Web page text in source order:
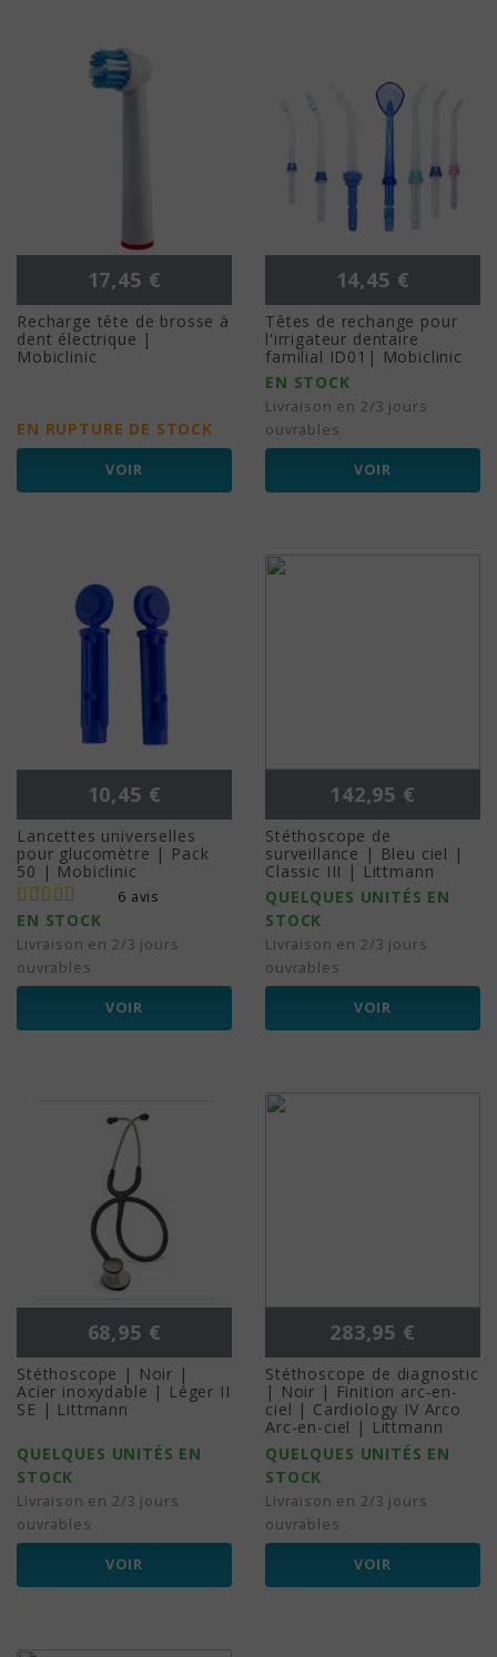
Prix
17,45 €
Recharge tête de brosse à
dent électrique |
Mobiclinic
EN RUPTURE DE STOCK
VOIR
Prix
14,45 €
Têtes de rechange pour
l'irrigateur dentaire
familial ID01| Mobiclinic
EN STOCK
Livraison en 2/3 jours
ouvrables
VOIR
Prix
10,45 €
Lancettes universelles
pour glucomètre | Pack
50 | Mobiclinic
6 avis
EN STOCK
Livraison en 2/3 jours
ouvrables
VOIR
Prix
142,95 €
Stéthoscope de
surveillance | Bleu ciel |
Classic III | Littmann
QUELQUES UNITÉS EN
STOCK
Livraison en 2/3 jours
ouvrables
VOIR
Prix
68,95 €
Stéthoscope | Noir |
Acier inoxydable | Léger II
SE | Littmann
QUELQUES UNITÉS EN
STOCK
Livraison en 2/3 jours
ouvrables
VOIR
Prix
283,95 €
Stéthoscope de diagnostic
| Noir | Finition arc-en-
ciel | Cardiology IV Arco
Arc-en-ciel | Littmann
QUELQUES UNITÉS EN
STOCK
Livraison en 2/3 jours
ouvrables
VOIR